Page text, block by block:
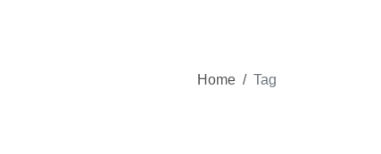
Home / Tag